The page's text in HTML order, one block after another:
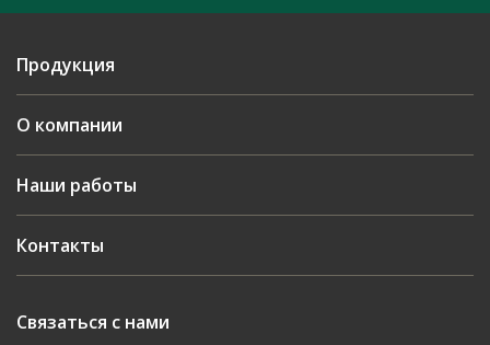
Продукция
О компании
Наши работы
Контакты
Связаться с нами